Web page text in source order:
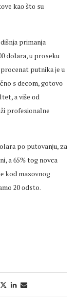
kao što su
primanja
dolara, u proseku
putnika je u
s decom, gotovo
a više od
profesionalne
po putovanju, za
a 65% tog novca
kod masovnog
20 odsto.